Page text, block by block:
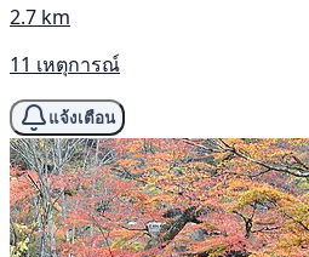
2.7 km
11 เหตุการณ์
แจ้งเตือน